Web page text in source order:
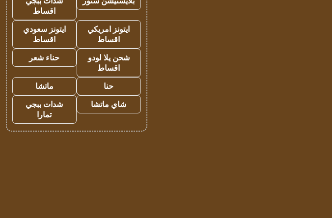
اقساط
ايتونز امريكي
اقساط
ايتونز سعودي
اقساط
شحن يلا لودو
اقساط
حناء شعر
حنا
ماتشا
شاي ماتشا
شدات ببجي
تمارا